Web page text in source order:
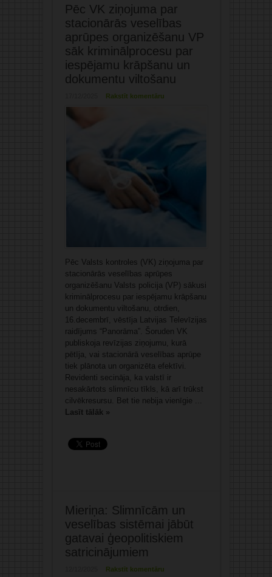
Pēc VK ziņojuma par
stacionārās veselības
aprūpes organizēšanu VP
sāk kriminālprocesu par
iespējamu krāpšanu un
dokumentu viltošanu
Rakstīt komentāru
Pēc Valsts kontroles (VK) ziņojuma par
stacionārās veselības aprūpes
organizēšanu Valsts policija (VP) sākusi
kriminālprocesu par iespējamu krāpšanu
un dokumentu viltošanu, otrdien,
16.decembrī, vēstīja Latvijas Televīzijas
raidījums “Panorāma”. Šoruden VK
publiskoja revīzijas ziņojumu, kurā
pētīja, vai stacionārā veselības aprūpe
tiek plānota un organizēta efektīvi.
Revidenti secināja, ka valstī ir
nesakārtots slimnīcu tīkls, kā arī trūkst
cilvēkresursu. Bet tie nebija vienīgie ...
Lasīt tālāk »
Mieriņa: Slimnīcām un
veselības sistēmai jābūt
gatavai ģeopolitiskiem
satricinājumiem
Rakstīt komentāru